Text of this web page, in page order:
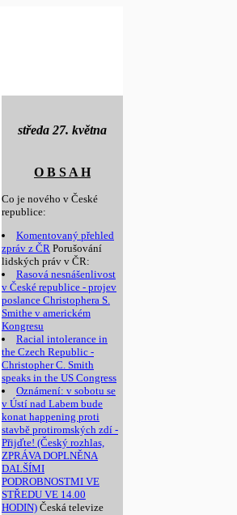
středa 27. května
O B S A H
Co je nového v České
republice:
Komentovaný přehled
zpráv z ČR Porušování
lidských práv v ČR:
Rasová nesnášenlivost
v České republice - projev
poslance Christophera S.
Smithe v americkém
Kongresu
Racial intolerance in
the Czech Republic -
Christopher C. Smith
speaks in the US Congress
Oznámení: v sobotu se
v Ústí nad Labem bude
konat happening proti
stavbě protiromských zdí -
Přijďte! (Český rozhlas,
ZPRÁVA DOPLNĚNA
DALŠÍMI
PODROBNOSTMI VE
STŘEDU VE 14.00
HODIN) Česká televize